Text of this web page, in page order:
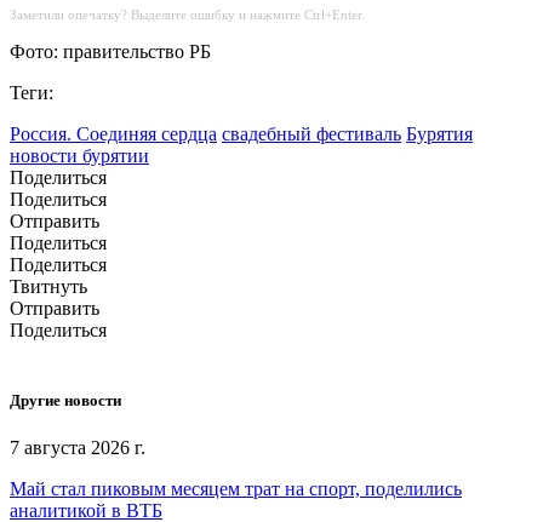
Заметили опечатку? Выделите ошибку и нажмите Ctrl+Enter.
Фото: правительство РБ
Теги:
Россия. Соединяя сердца свадебный фестиваль Бурятия
новости бурятии
Поделиться
Поделиться
Отправить
Поделиться
Поделиться
Твитнуть
Отправить
Поделиться
Другие новости
7 августа 2026 г.
Май стал пиковым месяцем трат на спорт, поделились
аналитикой в ВТБ